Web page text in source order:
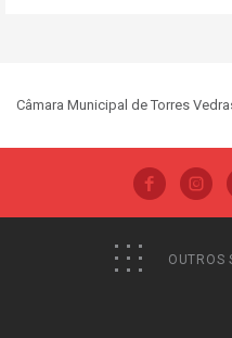
Câmara Municipal de Torres
OUTROS